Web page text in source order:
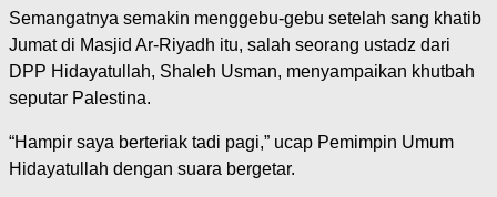
Semangatnya semakin menggebu-gebu setelah sang khatib
Jumat di Masjid Ar-Riyadh itu, salah seorang ustadz dari
DPP Hidayatullah, Shaleh Usman, menyampaikan khutbah
seputar Palestina.
“Hampir saya berteriak tadi pagi,” ucap Pemimpin Umum
Hidayatullah dengan suara bergetar.